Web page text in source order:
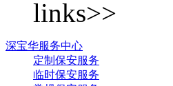
links>>
深宝华服务中心
定制保安服务
临时保安服务